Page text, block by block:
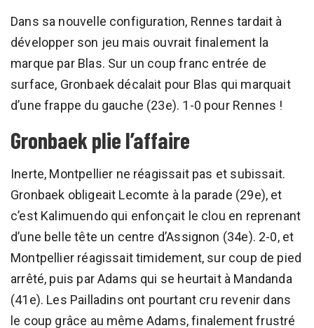
Dans sa nouvelle configuration, Rennes tardait à
développer son jeu mais ouvrait finalement la
marque par Blas. Sur un coup franc entrée de
surface, Gronbaek décalait pour Blas qui marquait
d’une frappe du gauche (23e). 1-0 pour Rennes !
Gronbaek plie l’affaire
Inerte, Montpellier ne réagissait pas et subissait.
Gronbaek obligeait Lecomte à la parade (29e), et
c’est Kalimuendo qui enfonçait le clou en reprenant
d’une belle tête un centre d’Assignon (34e). 2-0, et
Montpellier réagissait timidement, sur coup de pied
arrêté, puis par Adams qui se heurtait à Mandanda
(41e). Les Pailladins ont pourtant cru revenir dans
le coup grâce au même Adams, finalement frustré